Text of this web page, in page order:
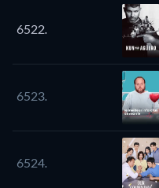
6522.
6523.
6524.